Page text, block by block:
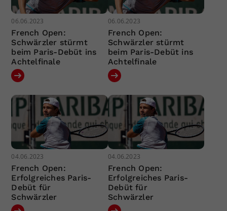
06.06.2023
French Open:
Schwärzler stürmt
beim Paris-Debüt ins
Achtelfinale
06.06.2023
French Open:
Schwärzler stürmt
beim Paris-Debüt ins
Achtelfinale
04.06.2023
French Open:
Erfolgreiches Paris-
Debüt für
Schwärzler
04.06.2023
French Open:
Erfolgreiches Paris-
Debüt für
Schwärzler